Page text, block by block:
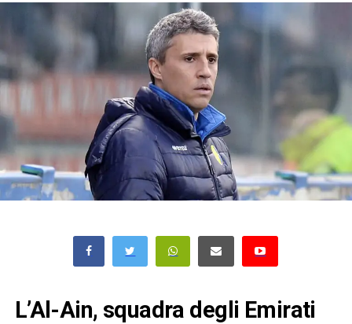
L’Al-Ain, squadra degli Emirati